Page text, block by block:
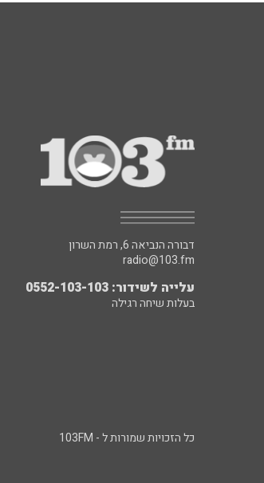
דבורה הנביאה 6, רמת השרון
radio@103.fm
עלייה לשידור: 0552-103-103
בעלות שיחה רגילה
כל הזכויות שמורות ל - 103FM